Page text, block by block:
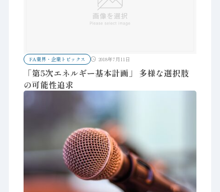
FA業界・企業トピックス 2018年7月11日
「第5次エネルギー基本計画」 多様な選択肢
の可能性追求